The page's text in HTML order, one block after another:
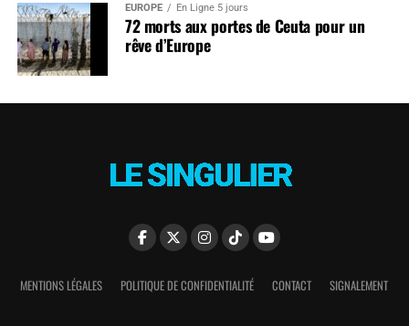
EUROPE En Ligne 5 jours
72 morts aux portes de Ceuta pour un
rêve d’Europe
MENTIONS LÉGALES POLITIQUE DE CONFIDENTIALITÉ CONTACT SIGNALEMENT